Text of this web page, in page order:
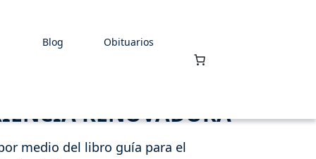
Blog Obituarios
RENOVADORA
medio del libro guía para el